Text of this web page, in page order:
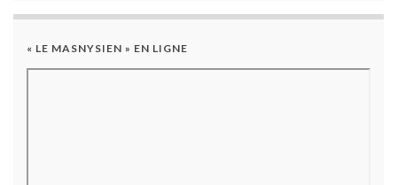
« LE MASNYSIEN » EN LIGNE